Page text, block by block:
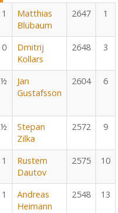
1
Matthias
Blübaum
2647 1
0
Dmitrij
Kollars
2648 3
½
Jan
Gustafsson
2604 6
½
Stepan
Zilka
2572 9
1
Rustem
Dautov
2575 10
1
Andreas
Heimann
2548 13